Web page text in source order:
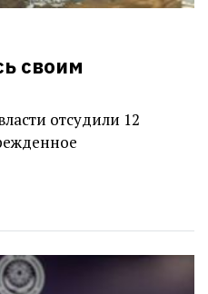
своим
отсудили 12